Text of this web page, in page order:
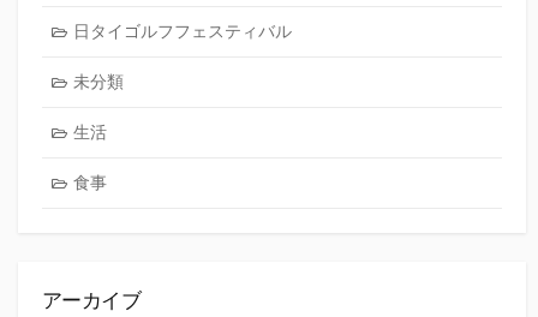
日タイゴルフフェスティバル
未分類
生活
食事
アーカイブ